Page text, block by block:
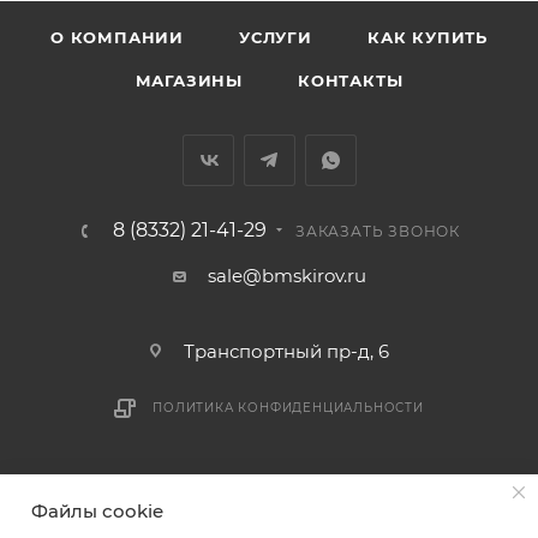
раньше связаться с менеджером, либо с отделом
ВАЖНО: Покупатель обязан обеспечить наличие
отказаться от доставки. Стоимость повторной
Доставка заказов по России не осуществляется.
О КОМПАНИИ УСЛУГИ КАК КУПИТЬ
МАГАЗИНЫ КОНТАКТЫ
8 (8332) 21-41-29 ЗАКАЗАТЬ ЗВОНОК
sale@bmskirov.ru
Транспортный пр-д, 6
ПОЛИТИКА КОНФИДЕНЦИАЛЬНОСТИ
Файлы cookie